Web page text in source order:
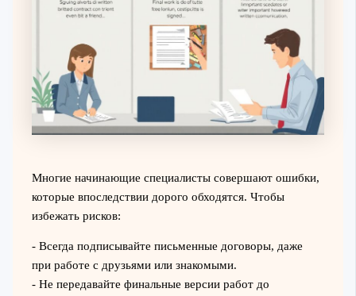
Многие начинающие специалисты совершают ошибки,
которые впоследствии дорого обходятся. Чтобы
избежать рисков:
- Всегда подписывайте письменные договоры, даже
при работе с друзьями или знакомыми.
- Не передавайте финальные версии работ до